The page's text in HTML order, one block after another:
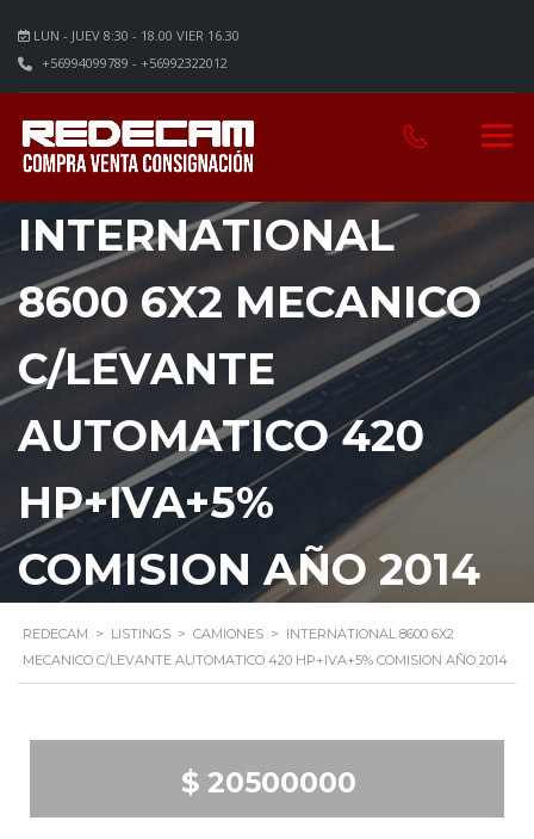
LUN - JUEV 8:30 - 18.00 VIER 16.30
+56994099789 - +56992322012
INTERNATIONAL
8600 6X2 MECANICO
C/LEVANTE
AUTOMATICO 420
HP+IVA+5%
COMISION AÑO 2014
REDECAM > LISTINGS > CAMIONES > INTERNATIONAL 8600 6X2
MECANICO C/LEVANTE AUTOMATICO 420 HP+IVA+5% COMISION AÑO 2014
$ 20500000